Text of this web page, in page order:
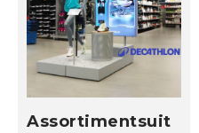
Assortimentsuit